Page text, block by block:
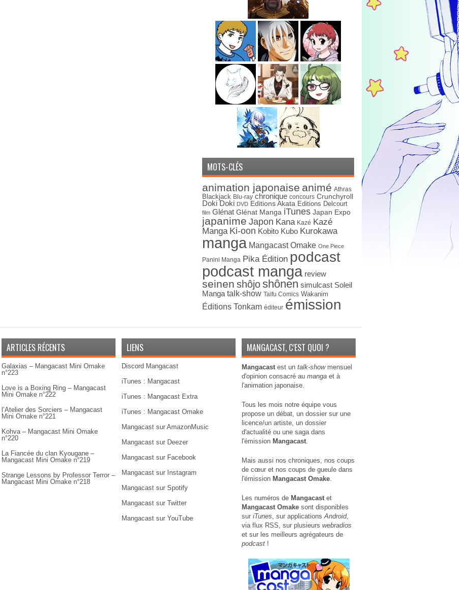
MOTS-CLÉS
animation japonaise animé Athras
Blackjack Blu-ray chronique concours Crunchyroll
Doki Doki DVD Editions Akata Editions Delcourt
film Glénat Glénat Manga iTunes Japan Expo
japanime Japon Kana Kazé Kazé
Manga Ki-oon Kobito Kubo Kurokawa
manga Mangacast Omake One Piece
Panini Manga Pika Édition podcast
podcast manga review
seinen shôjoshônen simulcast Soleil
Manga talk-show Taïfu Comics Wakanim
Éditions Tonkam éditeur émission
ARTICLES RÉCENTS
Galaxias – Mangacast Mini Omake
n°223
Love is a Boxing Ring – Mangacast
Mini Omake n°222
l’Atelier des Sorciers – Mangacast
Mini Omake n°221
Kohva – Mangacast Mini Omake
n°220
La Fiancée du clan Kyougane –
Mangacast Mini Omake n°219
Strange Lessons by Professor Terror –
Mangacast Mini Omake n°218
LIENS
Discord Mangacast
iTunes : Mangacast
iTunes : Mangacast Extra
iTunes : Mangacast Omake
Mangacast sur AmazonMusic
Mangacast sur Deezer
Mangacast sur Facebook
Mangacast sur Instagram
Mangacast sur Spotify
Mangacast sur Twitter
Mangacast sur YouTube
MANGACAST, C’EST QUOI ?
Mangacastest un talk-showmensuel
d'opinion consacré au manga et à
l'animation japonaise.
Tous les mois notre équipe vous
propose un débat, un dossier sur une
licence/un artiste, un dossier
d'actualité ou une saga dans
l'émission Mangacast.
Mais aussi nos chroniques, nos coups
de cœur et nos coups de gueule dans
l'émission Mangacast Omake.
Les numéros de Mangacastet
Mangacast Omake sont disponibles
sur iTunes, sur applicationsAndroid,
via flux RSS, sur plusieurs webradios
et sur les meilleurs agrégateurs de
podcast !